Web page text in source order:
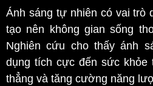
Ánh sáng tự nhiên có vai trò
tạo nên không gian sống
Nghiên cứu cho thấy ánh
dụng tích cực đến sức khỏe
thẳng và tăng cường năng